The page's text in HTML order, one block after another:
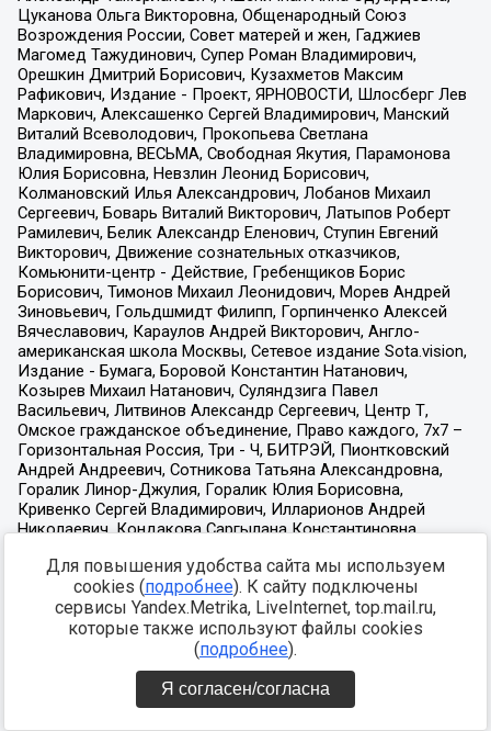
Для повышения удобства сайта мы используем
cookies (подробнее). К сайту подключены
сервисы Yandex.Metrika, LiveInternet, top.mail.ru,
которые также используют файлы cookies
(подробнее).
Я согласен/согласна